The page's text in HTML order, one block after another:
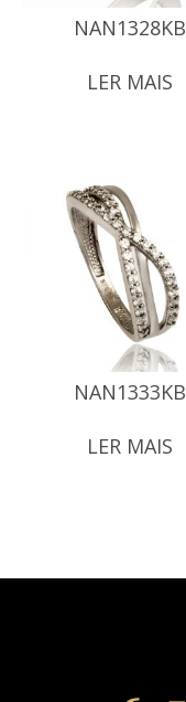
NAN1328KB
LER MAIS
NAN1333KB
LER MAIS